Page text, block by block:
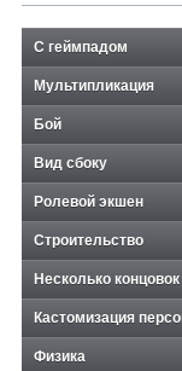
С геймпадом
Мультипликация
Бой
Вид сбоку
Ролевой экшен
Строительство
Несколько концовок
Кастомизация
Физика